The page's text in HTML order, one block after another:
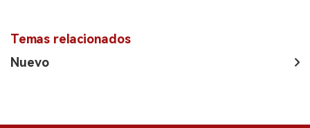
Temas relacionados
Nuevo